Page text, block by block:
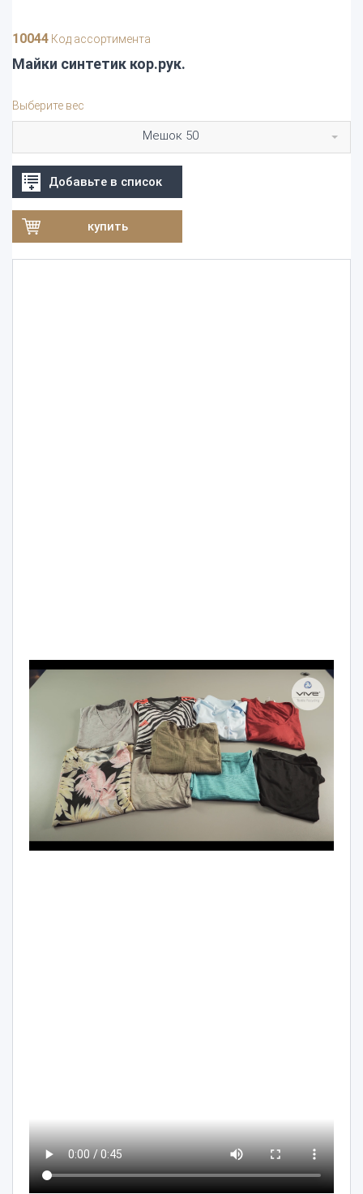
10044 Код ассортимента
Майки синтетик кор.рук.
Выберите вес
Мешок 50
Добавьте в список
купить